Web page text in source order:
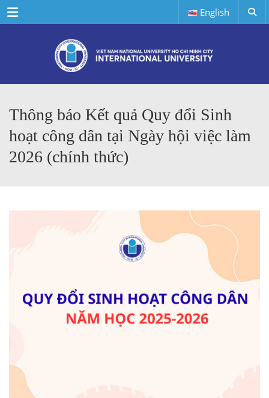
Menu English
Thông báo Kết quả Quy đổi Sinh
hoạt công dân tại Ngày hội việc làm
2026 (chính thức)